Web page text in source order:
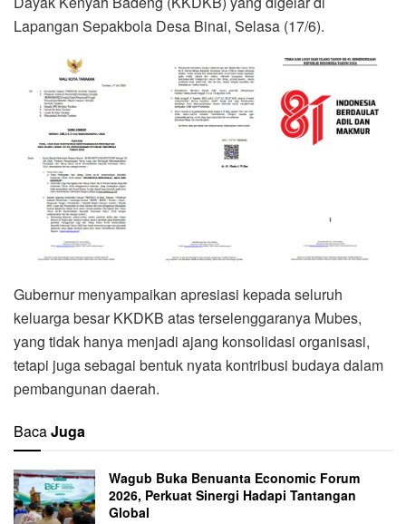
Lapangan Sepakbola Desa Binai, Selasa (17/6).
Gubernur menyampaikan apresiasi kepada seluruh
keluarga besar KKDKB atas terselenggaranya Mubes,
yang tidak hanya menjadi ajang konsolidasi organisasi,
tetapi juga sebagai bentuk nyata kontribusi budaya dalam
pembangunan daerah.
BacaJuga
Wagub Buka Benuanta Economic Forum
2026, Perkuat Sinergi Hadapi Tantangan
Global